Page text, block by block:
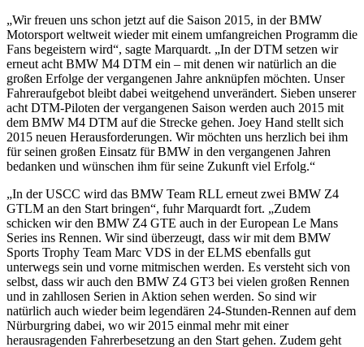
„Wir freuen uns schon jetzt auf die Saison 2015, in der BMW
Motorsport weltweit wieder mit einem umfangreichen Programm die
Fans begeistern wird“, sagte Marquardt. „In der DTM setzen wir
erneut acht BMW M4 DTM ein – mit denen wir natürlich an die
großen Erfolge der vergangenen Jahre anknüpfen möchten. Unser
Fahreraufgebot bleibt dabei weitgehend unverändert. Sieben unserer
acht DTM-Piloten der vergangenen Saison werden auch 2015 mit
dem BMW M4 DTM auf die Strecke gehen. Joey Hand stellt sich
2015 neuen Herausforderungen. Wir möchten uns herzlich bei ihm
für seinen großen Einsatz für BMW in den vergangenen Jahren
bedanken und wünschen ihm für seine Zukunft viel Erfolg.“
„In der USCC wird das BMW Team RLL erneut zwei BMW Z4
GTLM an den Start bringen“, fuhr Marquardt fort. „Zudem
schicken wir den BMW Z4 GTE auch in der European Le Mans
Series ins Rennen. Wir sind überzeugt, dass wir mit dem BMW
Sports Trophy Team Marc VDS in der ELMS ebenfalls gut
unterwegs sein und vorne mitmischen werden. Es versteht sich von
selbst, dass wir auch den BMW Z4 GT3 bei vielen großen Rennen
und in zahllosen Serien in Aktion sehen werden. So sind wir
natürlich auch wieder beim legendären 24-Stunden-Rennen auf dem
Nürburgring dabei, wo wir 2015 einmal mehr mit einer
herausragenden Fahrerbesetzung an den Start gehen. Zudem geht